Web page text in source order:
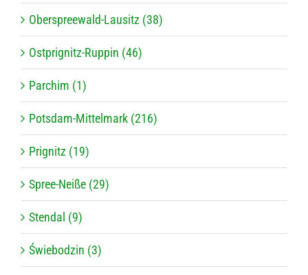
Oberspreewald-Lausitz (38)
Ostprignitz-Ruppin (46)
Parchim (1)
Potsdam-Mittelmark (216)
Prignitz (19)
Spree-Neiße (29)
Stendal (9)
Świebodzin (3)